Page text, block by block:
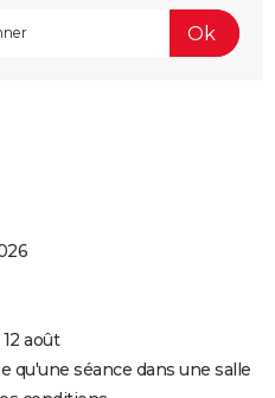
août
qu'une séance dans une salle